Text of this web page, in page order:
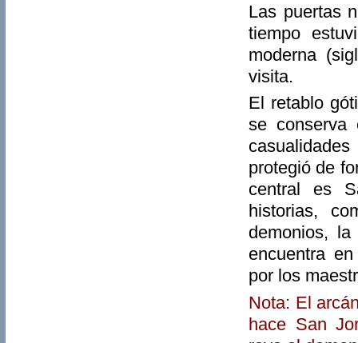
Las puertas
tiempo
moderna
visita.
El retablo
se
protegió de
central es
historias,
demonios,
encuentra
por los
Nota: El
hace San